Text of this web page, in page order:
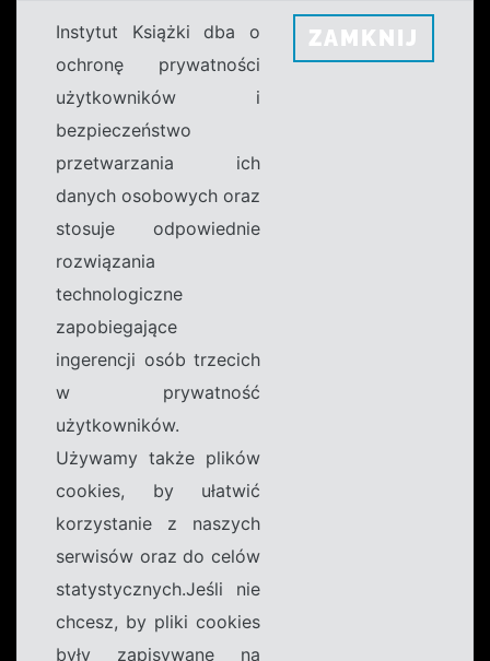
Instytut Książki dba o
ochronę prywatności
użytkowników i
bezpieczeństwo
przetwarzania ich
danych osobowych oraz
stosuje odpowiednie
rozwiązania
technologiczne
zapobiegające
ingerencji osób trzecich
w prywatność
użytkowników.
Używamy także plików
cookies, by ułatwić
korzystanie z naszych
serwisów oraz do celów
statystycznych.Jeśli nie
chcesz, by pliki cookies
były zapisywane na
ZAMKNIJ